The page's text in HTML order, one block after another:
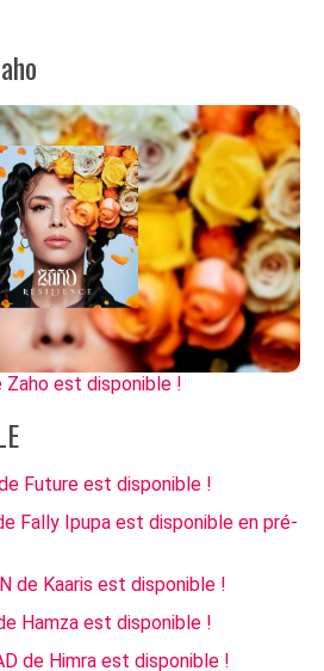
Zaho est disponible !
Future est disponible !
Fally Ipupa est disponible en pré-
de Kaaris est disponible !
Hamza est disponible !
de Himra est disponible !